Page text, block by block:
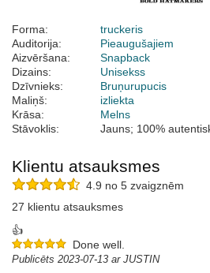
Forma:
truckeris
Auditorija:
Pieaugušajiem
Aizvēršana:
Snapback
Dizains:
Unisekss
Dzīvnieks:
Bruņurupucis
Maliņš:
izliekta
Krāsa:
Melns
Stāvoklis:
Jauns; 100%
Klientu atsauksmes
4.9 no 5 zvaigznēm
27 klientu atsauksmes
👍
Done well.
Publicēts 2023-07-13 ar JUSTIN